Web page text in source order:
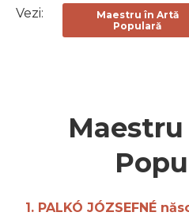
Vezi:
Maestru în Artă
Populară
1. PALKÓ JÓZSEFNÉ